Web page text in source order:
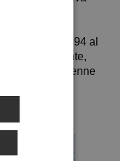
in tre set
del numero 94 al
Agustin Tirante,
100 per il 21enne
382 Atp.